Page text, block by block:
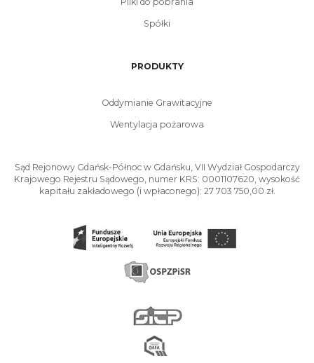
Spółki
PRODUKTY
Oddymianie Grawitacyjne
Wentylacja pożarowa
Sąd Rejonowy Gdańsk-Północ w Gdańsku, VII Wydział Gospodarczy
Krajowego Rejestru Sądowego, numer KRS: 0001107620, wysokość
kapitału zakładowego (i wpłaconego): 27 703 750,00 zł.